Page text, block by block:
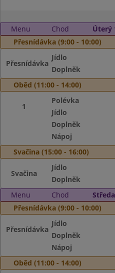
Menu Chod
Úterý
Přesnídávka (9:00 - 10:00)
Přesnídávka
Jídlo
Doplněk
Oběd (11:00 - 14:00)
1
Polévka
Jídlo
Doplněk
Nápoj
Svačina (15:00 - 16:00)
Svačina
Jídlo
Doplněk
Menu
Chod
Přesnídávka (9:00 - 10:00)
Přesnídávka
Jídlo
Doplněk
Nápoj
Oběd (11:00 - 14:00)